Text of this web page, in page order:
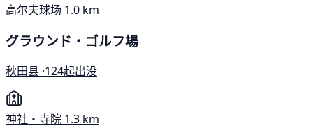
高尔夫球场 1.0 km
グラウンド・ゴルフ場
秋田县 ·124起出没
神社・寺院 1.3 km